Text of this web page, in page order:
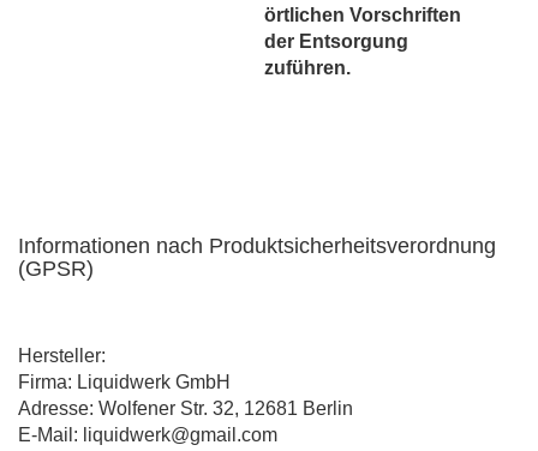
örtlichen Vorschriften
der Entsorgung
zuführen.
Informationen nach Produktsicherheitsverordnung
(GPSR)
Hersteller:
Firma: Liquidwerk GmbH
Adresse: Wolfener Str. 32, 12681 Berlin
E-Mail: liquidwerk@gmail.com